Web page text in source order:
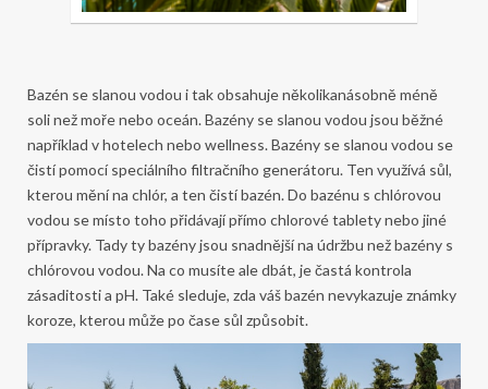
Bazén se slanou vodou i tak obsahuje několikanásobně méně
soli než moře nebo oceán. Bazény se slanou vodou jsou běžné
například v hotelech nebo wellness.Bazény se slanou vodou se
čistí pomocí speciálního filtračního generátoru. Ten využívá sůl,
kterou mění na chlór, a ten čistí bazén. Do bazénu s chlórovou
vodou se místo toho přidávají přímo chlorové tablety nebo jiné
přípravky. Tady ty bazény jsou snadnější na údržbu než bazény s
chlórovou vodou. Na co musíte ale dbát, je častá kontrola
zásaditosti a pH. Také sleduje, zda váš bazén nevykazuje známky
koroze, kterou může po čase sůl způsobit.